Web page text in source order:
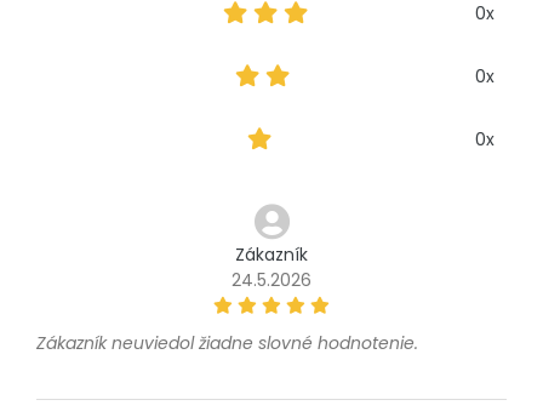
0x
0x
0x
Zákazník
24.5.2026
Zákazník neuviedol žiadne slovné hodnotenie.